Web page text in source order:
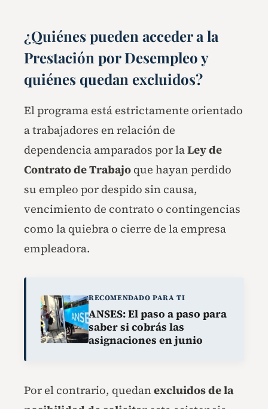
¿Quiénes pueden acceder a la
Prestación por Desempleo y
quiénes quedan excluidos?
El programa está estrictamente orientado
a trabajadores en relación de
dependencia amparados por laLey de
Contrato de Trabajo que hayan perdido
su empleo por despido sin causa,
vencimiento de contrato o contingencias
como la quiebra o cierre de la empresa
empleadora.
RECOMENDADO PARA TI
ANSES: El paso a paso para
saber si cobrás las
asignaciones en junio
Por el contrario, quedanexcluidos de la